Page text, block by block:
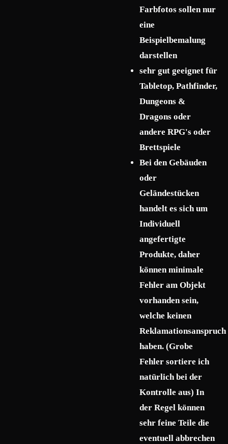
Farbfotos sollen nur
eine
Beispielbemalung
darstellen
sehr gut geeignet für
Tabletop, Pathfinder,
Dungeons &
Dragons oder
andere RPG's oder
Brettspiele
Bei den Gebäuden
oder
Geländestücken
handelt es sich um
Individuell
angefertigte
Produkte, daher
können minimale
Fehler am Objekt
vorhanden sein,
welche keinen
Reklamationsanspruch
haben. (Grobe
Fehler sortiere ich
natürlich bei der
Kontrolle aus) In
der Regel können
sehr feine Teile die
eventuell abbrechen